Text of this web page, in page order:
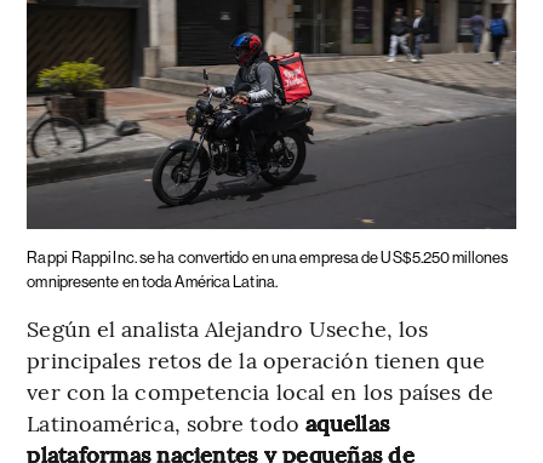
Rappi Rappi Inc. se ha convertido en una empresa de US$5.250 millones
omnipresente en toda América Latina.
Según el analista Alejandro Useche, los
principales retos de la operación tienen que
ver con la competencia local en los países de
Latinoamérica, sobre todo aquellas
plataformas nacientes y pequeñas de